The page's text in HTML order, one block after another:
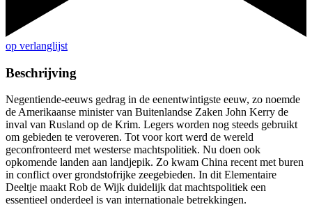
op verlanglijst
Beschrijving
Negentiende-eeuws gedrag in de eenentwintigste eeuw, zo noemde
de Amerikaanse minister van Buitenlandse Zaken John Kerry de
inval van Rusland op de Krim. Legers worden nog steeds gebruikt
om gebieden te veroveren. Tot voor kort werd de wereld
geconfronteerd met westerse machtspolitiek. Nu doen ook
opkomende landen aan landjepik. Zo kwam China recent met buren
in conflict over grondstofrijke zeegebieden. In dit Elementaire
Deeltje maakt Rob de Wijk duidelijk dat machtspolitiek een
essentieel onderdeel is van internationale betrekkingen.